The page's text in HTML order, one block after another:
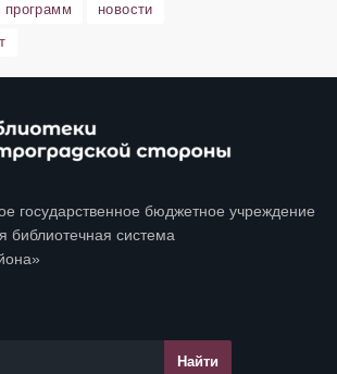
программ
новости
государственное бюджетное учреждение
библиотечная система